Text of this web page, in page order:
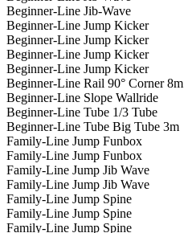
Beginner-Line Jib-Wave
Beginner-Line Jump Kicker
Beginner-Line Jump Kicker
Beginner-Line Jump Kicker
Beginner-Line Jump Kicker
Beginner-Line Rail 90° Corner 8m
Beginner-Line Slope Wallride
Beginner-Line Tube 1/3 Tube
Beginner-Line Tube Big Tube 3m
Family-Line Jump Funbox
Family-Line Jump Funbox
Family-Line Jump Jib Wave
Family-Line Jump Jib Wave
Family-Line Jump Spine
Family-Line Jump Spine
Family-Line Jump Spine